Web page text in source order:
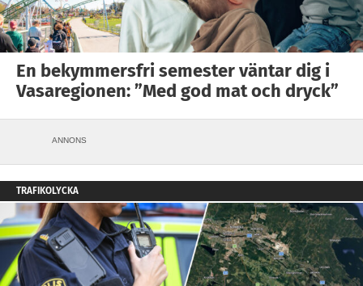
En bekymmersfri semester väntar dig i
Vasaregionen: ”Med god mat och dryck”
ANNONS
TRAFIKOLYCKA